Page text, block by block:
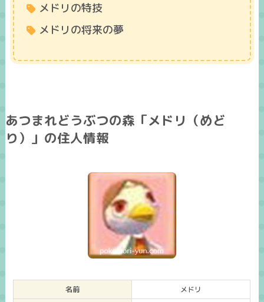
メドリの特技
メドリの将来の夢
あつまれどうぶつの森「メドリ（めど
り）」の住人情報
名前
メドリ